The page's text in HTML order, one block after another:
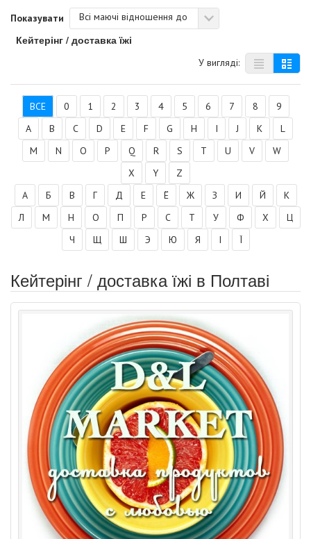
Показувати Всі маючі відношення до
Кейтерінг / доставка їжі
У вигляді:
ВСЕ 0 1 2 3 4 5 6 7 8
9
A
B C D E F G H I J K
L
M
N O P Q R S T U V
W
X
Y
Z
А
Б В Г Д Е Ё Ж З И Й
К
Л
М Н О П Р С Т У Ф Х
Ц
Ч
Щ Ш Э Ю Я І Ї
Кейтерінг / доставка їжі в Полтаві